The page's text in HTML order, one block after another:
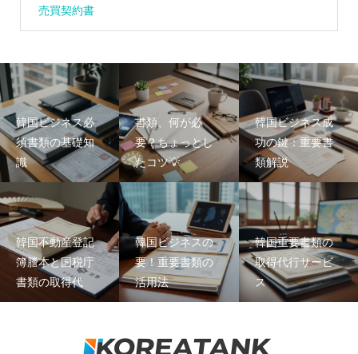
売買契約書
韓国ビジネス必
須書類の基礎知
識
書類、何が必
要？ちょっとし
たコツ💡
韓国ビジネス成
功の鍵：重要書
類解説
韓国不動産登記
簿謄本と国税庁
書類の取得代
韓国ビジネスの
要！重要書類の
活用法
韓国重要書類の
取得代行サービ
ス